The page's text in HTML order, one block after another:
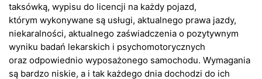
taksówką, wypisu do licencji na każdy pojazd,
którym wykonywane są usługi, aktualnego prawa jazdy,
niekaralności, aktualnego zaświadczenia o pozytywnym
wyniku badań lekarskich i psychomotorycznych
oraz odpowiednio wyposażonego samochodu. Wymagania
są bardzo niskie, a i tak każdego dnia dochodzi do ich